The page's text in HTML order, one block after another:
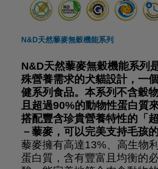
N&D天然藜麥無穀機能系列
N&D天然藜麥無穀機能系列
殊營養需求的犬貓設計，一
健系列食品。本系列不含穀
且超過90%的動物性蛋白質
搭配豐含珍貴營養特性的「超
－藜麥，可以完美支持毛孩的
藜麥擁有高達13%、高生物
蛋白質，含有豐富且均衡的